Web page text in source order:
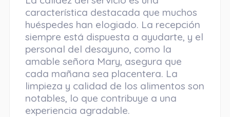
característica destacada que muchos
huéspedes han elogiado. La recepción
siempre está dispuesta a ayudarte, y el
personal del desayuno, como la
amable señora Mary, asegura que
cada mañana sea placentera. La
limpieza y calidad de los alimentos son
notables, lo que contribuye a una
experiencia agradable.